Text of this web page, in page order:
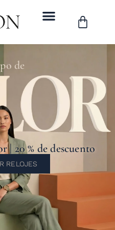
de
| 20 % de descuento
RELOJES